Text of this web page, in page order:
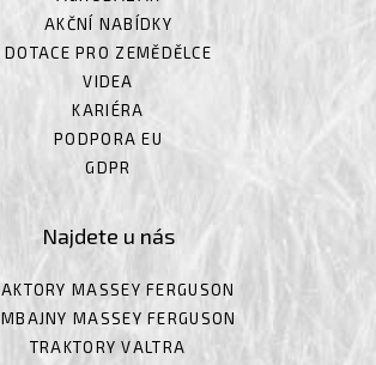
AKČNÍ NABÍDKY
DOTACE PRO ZEMĚDĚLCE
VIDEA
KARIÉRA
PODPORA EU
GDPR
Najdete u nás
MASSEY FERGUSON
MASSEY FERGUSON
TRAKTORY VALTRA